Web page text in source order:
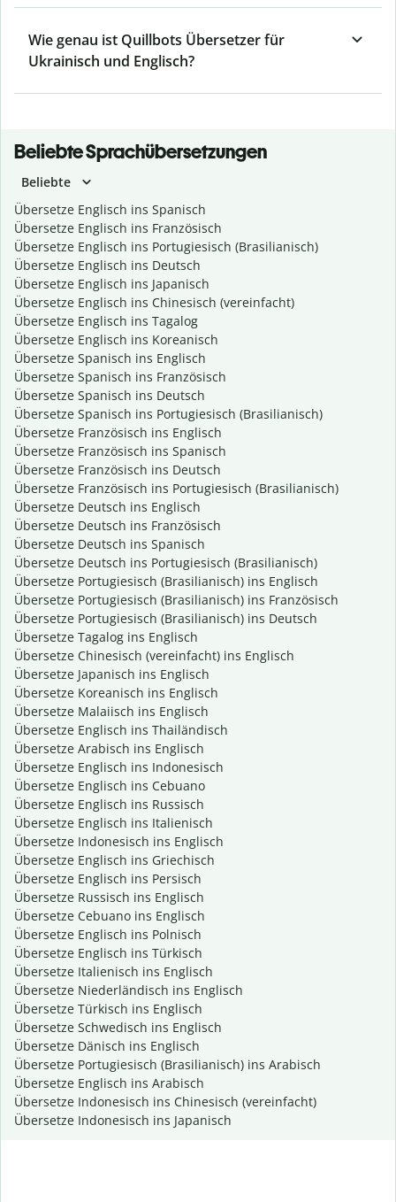
Wie genau ist Quillbots Übersetzer für
Ukrainisch und Englisch?
Beliebte Sprachübersetzungen
Beliebte
Übersetze Englisch ins Spanisch
Übersetze Englisch ins Französisch
Übersetze Englisch ins Portugiesisch (Brasilianisch)
Übersetze Englisch ins Deutsch
Übersetze Englisch ins Japanisch
Übersetze Englisch ins Chinesisch (vereinfacht)
Übersetze Englisch ins Tagalog
Übersetze Englisch ins Koreanisch
Übersetze Spanisch ins Englisch
Übersetze Spanisch ins Französisch
Übersetze Spanisch ins Deutsch
Übersetze Spanisch ins Portugiesisch (Brasilianisch)
Übersetze Französisch ins Englisch
Übersetze Französisch ins Spanisch
Übersetze Französisch ins Deutsch
Übersetze Französisch ins Portugiesisch (Brasilianisch)
Übersetze Deutsch ins Englisch
Übersetze Deutsch ins Französisch
Übersetze Deutsch ins Spanisch
Übersetze Deutsch ins Portugiesisch (Brasilianisch)
Übersetze Portugiesisch (Brasilianisch) ins Englisch
Übersetze Portugiesisch (Brasilianisch) ins Französisch
Übersetze Portugiesisch (Brasilianisch) ins Deutsch
Übersetze Tagalog ins Englisch
Übersetze Chinesisch (vereinfacht) ins Englisch
Übersetze Japanisch ins Englisch
Übersetze Koreanisch ins Englisch
Übersetze Malaiisch ins Englisch
Übersetze Englisch ins Thailändisch
Übersetze Arabisch ins Englisch
Übersetze Englisch ins Indonesisch
Übersetze Englisch ins Cebuano
Übersetze Englisch ins Russisch
Übersetze Englisch ins Italienisch
Übersetze Indonesisch ins Englisch
Übersetze Englisch ins Griechisch
Übersetze Englisch ins Persisch
Übersetze Russisch ins Englisch
Übersetze Cebuano ins Englisch
Übersetze Englisch ins Polnisch
Übersetze Englisch ins Türkisch
Übersetze Italienisch ins Englisch
Übersetze Niederländisch ins Englisch
Übersetze Türkisch ins Englisch
Übersetze Schwedisch ins Englisch
Übersetze Dänisch ins Englisch
Übersetze Portugiesisch (Brasilianisch) ins Arabisch
Übersetze Englisch ins Arabisch
Übersetze Indonesisch ins Chinesisch (vereinfacht)
Übersetze Indonesisch ins Japanisch